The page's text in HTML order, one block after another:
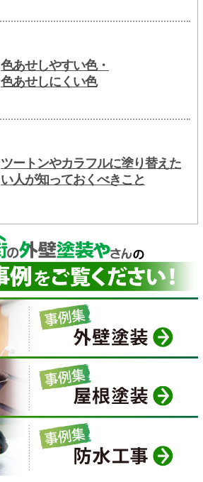
色あせしやすい色・
色あせしにくい色
ツートンやカラフルに塗り替えた
い人が知っておくべきこと